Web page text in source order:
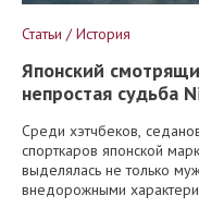
Статьи / История
Японский
непростая судьба
Среди хэтчбеков,
спорткаров японской
выделялась не только
внедорожными